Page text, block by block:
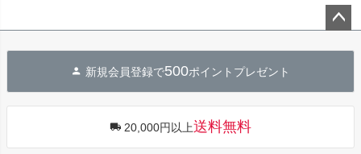
へ
新規会員登録で500ポイントプレゼント
20,000円以上送料無料